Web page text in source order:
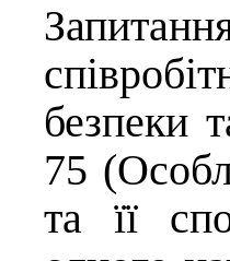
безпеки
75
та її